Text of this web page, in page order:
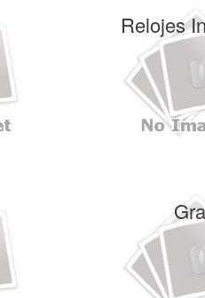
Relojes